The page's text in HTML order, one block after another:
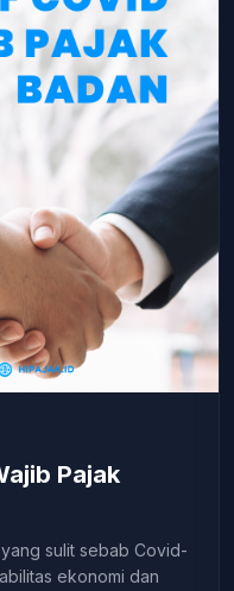
Pajak
yang sulit sebab Covid-
ekonomi dan